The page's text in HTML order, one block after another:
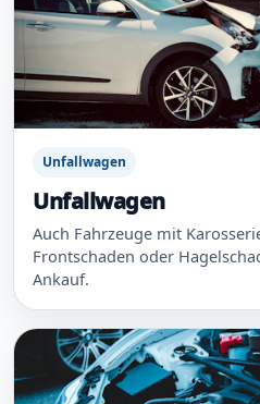
Unfallwagen
Unfallwagen
Auch Fahrzeuge mit
Frontschaden oder
Ankauf.